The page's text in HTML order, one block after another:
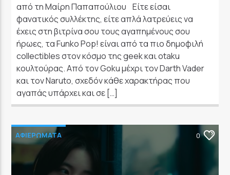
από τη Μαίρη Παπαπούλιου Είτε είσαι
φανατικός συλλέκτης, είτε απλά λατρεύεις να
έχεις στη βιτρίνα σου τους αγαπημένους σου
ήρωες, τα Funko Pop! είναι από τα πιο δημοφιλή
collectibles στον κόσμο της geek και otaku
κουλτούρας. Από τον Goku μέχρι τον Darth Vader
και τον Naruto, σχεδόν κάθε χαρακτήρας που
αγαπάς υπάρχει και σε […]
ΑΦΙΕΡΩΜΑΤΑ 0